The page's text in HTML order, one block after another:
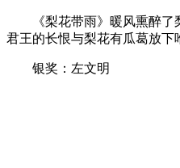
《梨花带雨》暖风熏醉了梨
君王的长恨与梨花有瓜葛放
银奖：左文明